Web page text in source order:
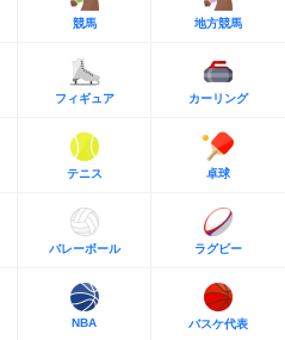
競馬 地方競馬
フィギュア カーリング
テニス 卓球
バレーボール ラグビー
NBA バスケ代表